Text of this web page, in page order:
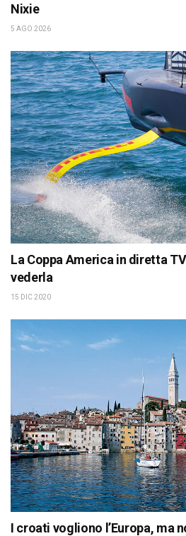
Nixie
5 AGO 2026
La Coppa America in diretta
vederla
15 DIC 2020
I croati vogliono l’Europa, ma